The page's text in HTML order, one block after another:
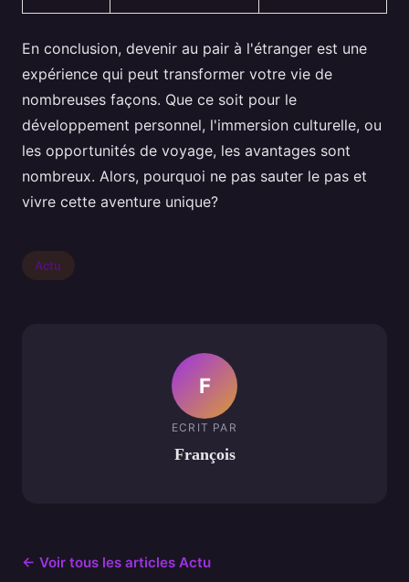
En conclusion, devenir au pair à l'étranger est une
expérience qui peut transformer votre vie de
nombreuses façons. Que ce soit pour le
développement personnel, l'immersion culturelle, ou
les opportunités de voyage, les avantages sont
nombreux. Alors, pourquoi ne pas sauter le pas et
vivre cette aventure unique?
Actu
F
ECRIT PAR
François
← Voir tous les articles Actu